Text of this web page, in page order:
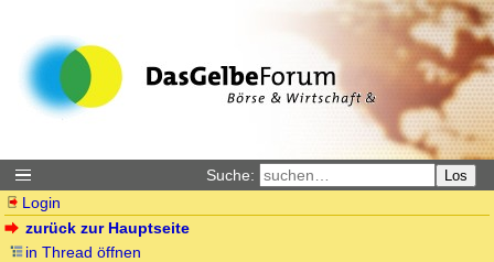
Suche: Los
Login
zurück zur Hauptseite
in Thread öffnen